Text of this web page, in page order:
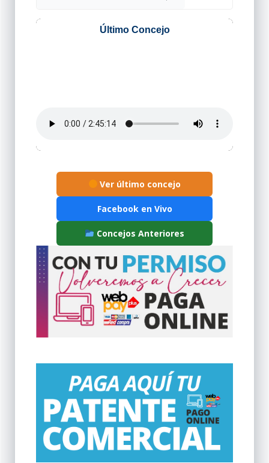
Ver último concejo
Facebook en Vivo
Concejos Anteriores